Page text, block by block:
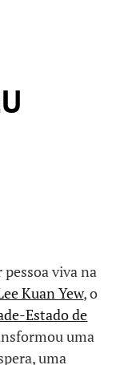
viva na
Kuan Yew, o
Estado de
uma
uma